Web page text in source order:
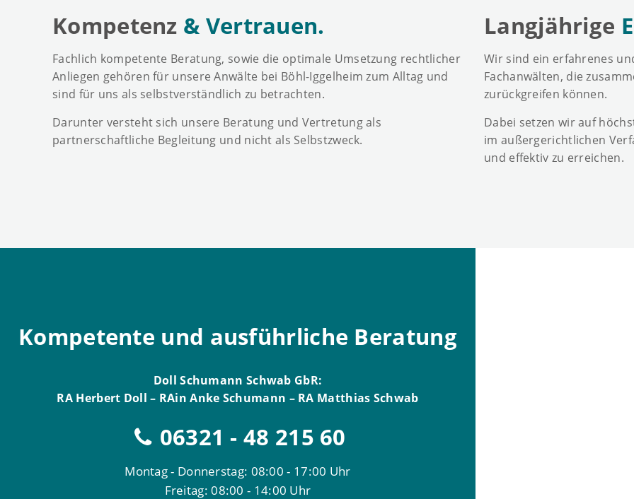
Kompetenz & Vertrauen.
Fachlich kompetente Beratung, sowie die optimale Umsetzung rechtlicher
Anliegen gehören für unsere Anwälte bei Böhl-Iggelheim zum Alltag und
sind für uns als selbstverständlich zu betrachten.
Darunter versteht sich unsere Beratung und Vertretung als
partnerschaftliche Begleitung und nicht als Selbstzweck.
Langjährige
Wir sind ein erfahrenes
Fachanwälten, die
zurückgreifen können.
Dabei setzen wir auf
im außergerichtlichen
und effektiv zu erreichen.
Kompetente und ausführliche Beratung
Doll Schumann Schwab GbR:
RA Herbert Doll – RAin Anke Schumann – RA Matthias Schwab
06321 - 48 215 60
Montag - Donnerstag: 08:00 - 17:00 Uhr
Freitag: 08:00 - 14:00 Uhr